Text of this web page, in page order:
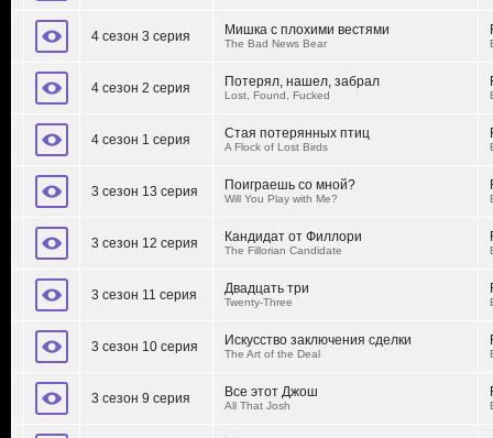
4 сезон 3 серия Мишка с плохими вестями
The Bad News Bear
4 сезон 2 серия Потерял, нашел, забрал
Lost, Found, Fucked
4 сезон 1 серия Стая потерянных птиц
A Flock of Lost Birds
3 сезон 13 серия Поиграешь со мной?
Will You Play with Me?
3 сезон 12 серия Кандидат от Филлори
The Fillorian Candidate
3 сезон 11 серия Двадцать три
Twenty-Three
3 сезон 10 серия Искусство заключения сделки
The Art of the Deal
3 сезон 9 серия Все этот Джош
All That Josh